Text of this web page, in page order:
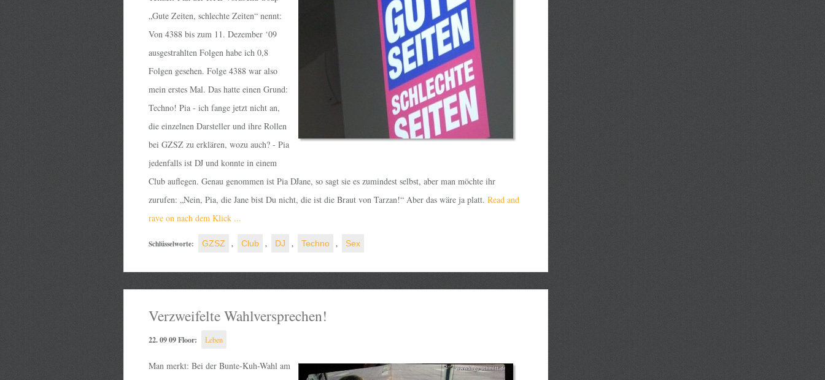
„Gute Zeiten, schlechte Zeiten“ nennt:
Von 4388 bis zum 11. Dezember ‘09
ausgestrahlten Folgen habe ich 0,8
Folgen gesehen. Folge 4388 war also
mein erstes Mal. Das hatte einen Grund:
Techno! Pia - ich fange jetzt nicht an,
die einzelnen Darsteller und ihre Rollen
bei GZSZ zu erklären, wozu auch? - Pia
jedenfalls ist DJ und konnte in einem
Club auflegen. Genau genommen ist Pia DJane, so sagt sie es zumindest selbst, aber man möchte ihr
zurufen: „Nein, Pia, die Jane bist Du nicht, die ist die Braut von Tarzan!“ Aber das wäre ja platt. Read and
rave on nach dem Klick ...
Schlüsselworte: GZSZ , Club , DJ , Techno , Sex
Verzweifelte Wahlversprechen!
22. 09 09 Floor: Leben
Man merkt: Bei der Bunte-Kuh-Wahl am